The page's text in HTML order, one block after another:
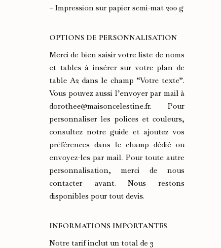
– Impression sur papier semi-mat 200 g
OPTIONS DE PERSONNALISATION
Merci de bien saisir votre liste de noms
et tables à insérer sur votre plan de
table A2 dans le champ “Votre texte”.
Vous pouvez aussi l’envoyer par mail à
dorothee@maisoncelestine.fr. Pour
personnaliser les polices et couleurs,
consultez notre guide et ajoutez vos
préférences dans le champ dédié ou
envoyez-les par mail. Pour toute autre
personnalisation, merci de nous
contacter avant. Nous restons
disponibles pour tout devis.
INFORMATIONS IMPORTANTES
Notre tarif inclut un total de 3